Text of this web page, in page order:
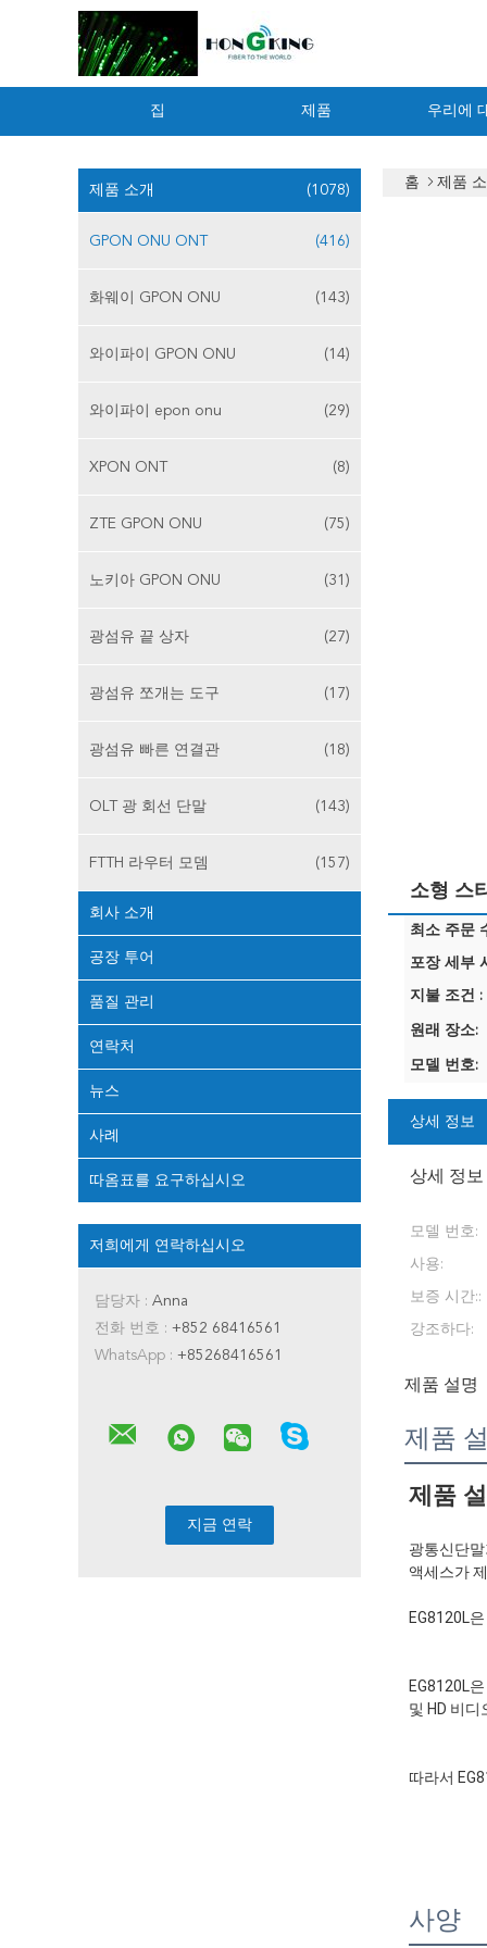
집 제품 우리에
제품 소개 (1078)
GPON ONU ONT (416)
화웨이 GPON ONU (143)
와이파이 GPON ONU (14)
와이파이 epon onu (29)
XPON ONT (8)
ZTE GPON ONU (75)
노키아 GPON ONU (31)
광섬유 끝 상자 (27)
광섬유 쪼개는 도구 (17)
광섬유 빠른 연결관 (18)
OLT 광 회선 단말 (143)
FTTH 라우터 모뎀 (157)
회사 소개
공장 투어
품질 관리
연락처
뉴스
사례
따옴표를 요구하십시오
저희에게 연락하십시오
담당자 : Anna
전화 번호 : +852 68416561
WhatsApp : +85268416561
홈 제품 소
소형 스
최소 주문
포장 세부
지불 조건 :
원래 장소:
모델 번호:
상세 정보
상세 정보
모델 번호:
사용:
보증 시간::
강조하다:
제품 설명
제품
제품
광통신단
액세스가
EG8120L
EG8120L
및 HD 비디
따라서
사양